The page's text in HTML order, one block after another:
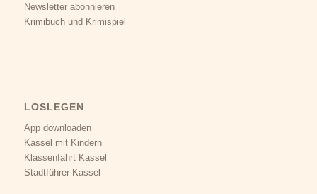
Newsletter abonnieren
Krimibuch und Krimispiel
LOSLEGEN
App downloaden
Kassel mit Kindern
Klassenfahrt Kassel
Stadtführer Kassel